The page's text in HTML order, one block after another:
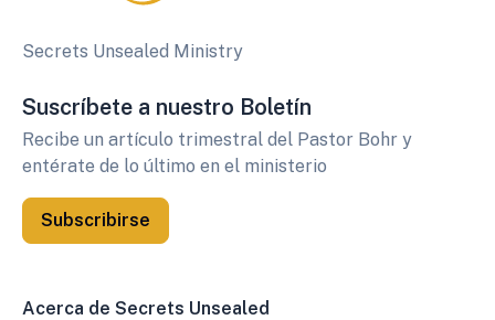
Secrets Unsealed Ministry
Suscríbete a nuestro Boletín
Recibe un artículo trimestral del Pastor Bohr y
entérate de lo último en el ministerio
Subscribirse
Acerca de Secrets Unsealed